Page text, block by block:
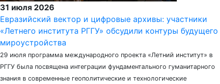
31 июля 2026
Евразийский вектор и цифровые архивы: участники
«Летнего института РГГУ» обсудили контуры будущего
мироустройства
29 июля программа международного проекта «Летний институт» в
РГГУ была посвящена интеграции фундаментального гуманитарного
знания в современные геополитические и технологические